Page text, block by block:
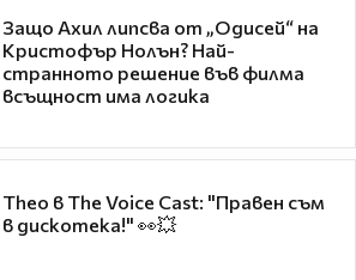
Защо Ахил липсва от „Одисей“ на
Кристофър Нолън? Най-
странното решение във филма
всъщност има логика
Theo в The Voice Cast: "Правен съм
в дискотека!" 👀💥